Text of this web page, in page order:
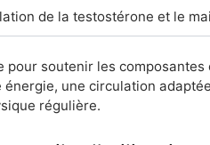
de la testostérone et le
soutenir les
une circulation
régulière.